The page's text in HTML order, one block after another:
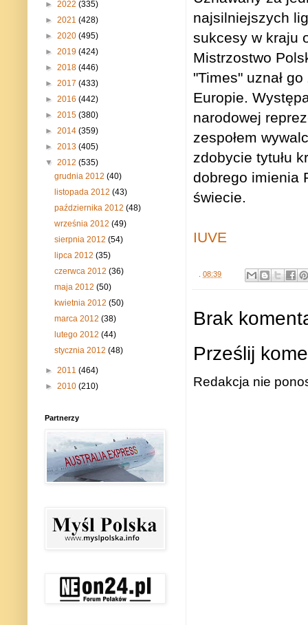
najsilniejszych
sukcesy w kraju
Mistrzostwo
"Times" uznał
Europie.
narodowej
zespołem
zdobycie tytułu
dobrego imienia
świecie.
IUVE
. 08:39
Brak
Prześlij
Redakcja nie
► 2022 (335)
► 2021 (428)
► 2020 (495)
► 2019 (424)
► 2018 (446)
► 2017 (433)
► 2016 (442)
► 2015 (380)
► 2014 (359)
► 2013 (405)
▼ 2012 (535)
grudnia 2012(40)
listopada 2012(43)
października 2012(48)
września 2012(49)
sierpnia 2012(54)
lipca 2012(35)
czerwca 2012(36)
maja 2012(50)
kwietnia 2012(50)
marca 2012(38)
lutego 2012(44)
stycznia 2012(48)
► 2011 (464)
► 2010 (210)
Partnerzy